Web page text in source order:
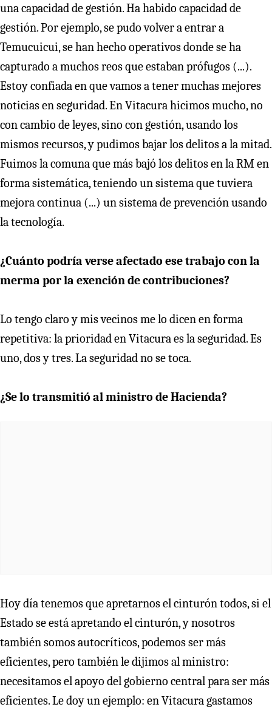
una capacidad de gestión. Ha habido capacidad de
gestión. Por ejemplo, se pudo volver a entrar a
Temucuicui, se han hecho operativos donde se ha
capturado a muchos reos que estaban prófugos (...).
Estoy confiada en que vamos a tener muchas mejores
noticias en seguridad. En Vitacura hicimos mucho, no
con cambio de leyes, sino con gestión, usando los
mismos recursos, y pudimos bajar los delitos a la mitad.
Fuimos la comuna que más bajó los delitos en la RM en
forma sistemática, teniendo un sistema que tuviera
mejora continua (...) un sistema de prevención usando
la tecnología.
¿Cuánto podría verse afectado ese trabajo con la
merma por la exención de contribuciones?
Lo tengo claro y mis vecinos me lo dicen en forma
repetitiva: la prioridad en Vitacura es la seguridad. Es
uno, dos y tres. La seguridad no se toca.
¿Se lo transmitió al ministro de Hacienda?
Hoy día tenemos que apretarnos el cinturón todos, si el
Estado se está apretando el cinturón, y nosotros
también somos autocríticos, podemos ser más
eficientes, pero también le dijimos al ministro:
necesitamos el apoyo del gobierno central para ser más
eficientes. Le doy un ejemplo: en Vitacura gastamos